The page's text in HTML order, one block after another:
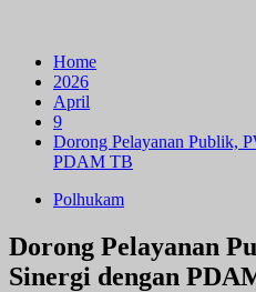
Home
2026
April
9
Dorong Pelayanan Publik,
PDAM TB
Polhukam
Dorong Pelayanan
Sinergi dengan